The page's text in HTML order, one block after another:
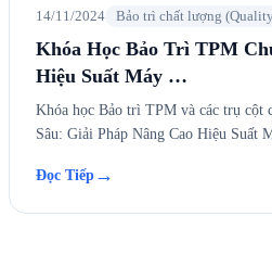
14/11/2024 Bảo trì chất lượng
Khóa Học Bảo Trì TPM
Hiệu Suất Máy …
Khóa học Bảo trì TPM và các trụ cột
Sâu: Giải Pháp Nâng Cao Hiệu Suất
Đọc Tiếp →